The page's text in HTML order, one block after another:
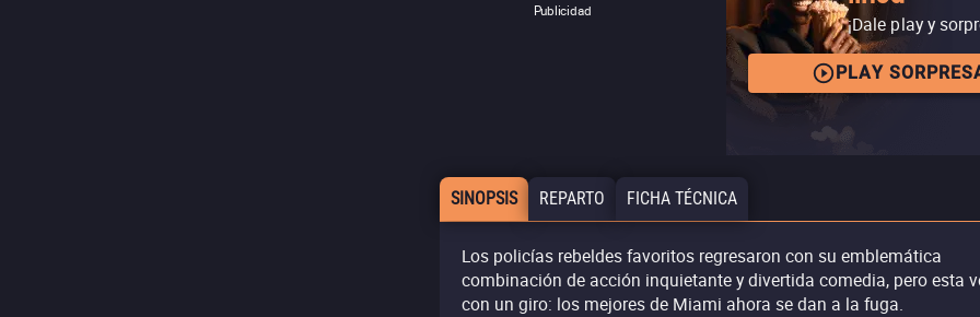
Publicidad
¡Dale play y
PLAY
SINOPSIS REPARTO FICHA TÉCNICA
Los policías rebeldes favoritos regresaron con su emblemática
combinación de acción inquietante y divertida comedia, pero esta
con un giro: los mejores de Miami ahora se dan a la fuga.